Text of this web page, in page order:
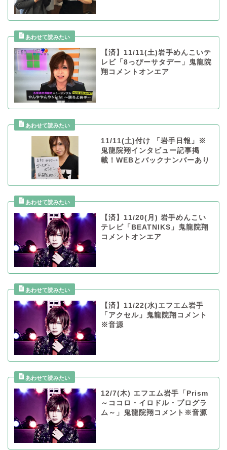
【済】11/11(土)岩手めんこいテ
レビ「8っぴーサタデー」鬼龍院
翔コメントオンエア
11/11(土)付け 「岩手日報」※
鬼龍院翔インタビュー記事掲
載！WEBとバックナンバーあり
【済】11/20(月) 岩手めんこい
テレビ「BEATNIKS」鬼龍院翔
コメントオンエア
【済】11/22(水)エフエム岩手
「アクセル」鬼龍院翔コメント
※音源
12/7(木) エフエム岩手「Prism
～ココロ・イロドル・プログラ
ム～」鬼龍院翔コメント※音源